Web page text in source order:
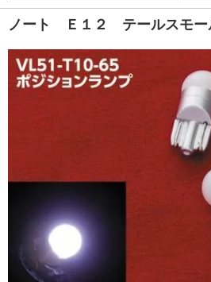
ノート Ｅ１２ テールスモー